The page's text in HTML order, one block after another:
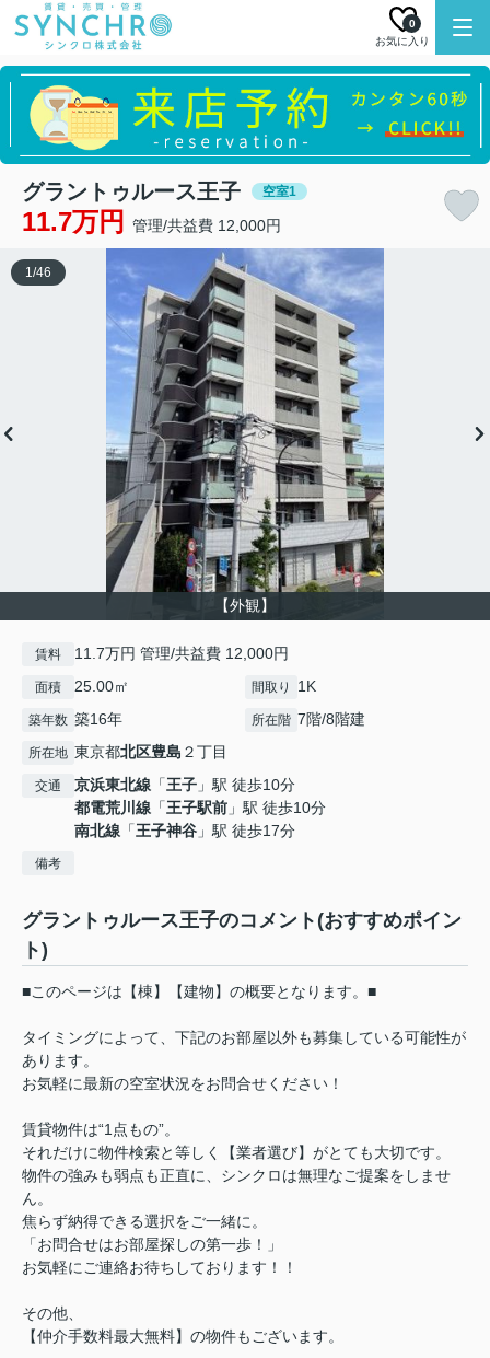
お気に入り
0
グラントゥルース王子 空室1
11.7万円 管理/共益費 12,000円
【外観】
1 /46
賃料 11.7万円 管理/共益費 12,000円
面積 25.00㎡ 間取り 1K
築年数 築16年 所在階 7階/8階建
所在地 東京都北区豊島 ２丁目
交通 京浜東北線 「王子 」駅 徒歩10分
都電荒川線 「王子駅前 」駅 徒歩10分
南北線 「王子神谷 」駅 徒歩17分
備考
グラントゥルース王子のコメント(おすすめポイン
ト)
■このページは【棟】【建物】の概要となります。■
タイミングによって、下記のお部屋以外も募集している可能性が
あります。
お気軽に最新の空室状況をお問合せください！
賃貸物件は“1点もの”。
それだけに物件検索と等しく【業者選び】がとても大切です。
物件の強みも弱点も正直に、シンクロは無理なご提案をしませ
ん。
焦らず納得できる選択をご一緒に。
「お問合せはお部屋探しの第一歩！」
お気軽にご連絡お待ちしております！！
その他、
【仲介手数料最大無料】の物件もございます。